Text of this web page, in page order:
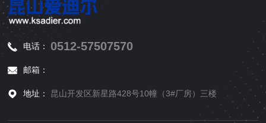
电话： 0512-57507570
邮箱：
地址： 昆山开发区新星路428号10幢（3#厂房）三楼